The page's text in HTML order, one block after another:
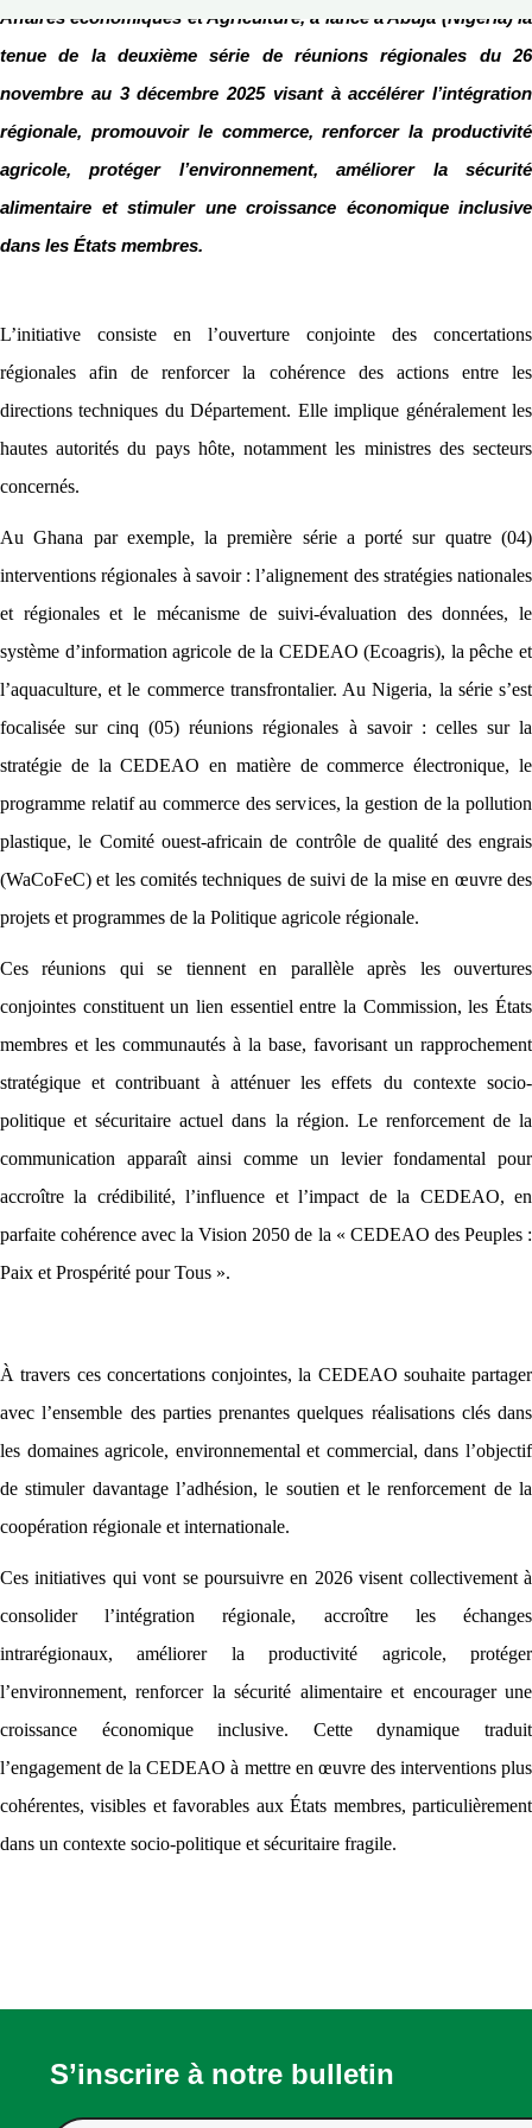
Affaires économiques et Agriculture, a lancé à Abuja (Nigeria) la
tenue de la deuxième série de réunions régionales du 26
novembre au 3 décembre 2025 visant à accélérer l’intégration
régionale, promouvoir le commerce, renforcer la productivité
agricole, protéger l’environnement, améliorer la sécurité
alimentaire et stimuler une croissance économique inclusive
dans les États membres.
L’initiative consiste en l’ouverture conjointe des concertations
régionales afin de renforcer la cohérence des actions entre les
directions techniques du Département. Elle implique généralement les
hautes autorités du pays hôte, notamment les ministres des secteurs
concernés.
Au Ghana par exemple, la première série a porté sur quatre (04)
interventions régionales à savoir : l’alignement des stratégies nationales
et régionales et le mécanisme de suivi-évaluation des données, le
système d’information agricole de la CEDEAO (Ecoagris), la pêche et
l’aquaculture, et le commerce transfrontalier. Au Nigeria, la série s’est
focalisée sur cinq (05) réunions régionales à savoir : celles sur la
stratégie de la CEDEAO en matière de commerce électronique, le
programme relatif au commerce des services, la gestion de la pollution
plastique, le Comité ouest-africain de contrôle de qualité des engrais
(WaCoFeC) et les comités techniques de suivi de la mise en œuvre des
projets et programmes de la Politique agricole régionale.
Ces réunions qui se tiennent en parallèle après les ouvertures
conjointes constituent un lien essentiel entre la Commission, les États
membres et les communautés à la base, favorisant un rapprochement
stratégique et contribuant à atténuer les effets du contexte socio-
politique et sécuritaire actuel dans la région. Le renforcement de la
communication apparaît ainsi comme un levier fondamental pour
accroître la crédibilité, l’influence et l’impact de la CEDEAO, en
parfaite cohérence avec la Vision 2050 de la « CEDEAO des Peuples :
Paix et Prospérité pour Tous ».
À travers ces concertations conjointes, la CEDEAO souhaite partager
avec l’ensemble des parties prenantes quelques réalisations clés dans
les domaines agricole, environnemental et commercial, dans l’objectif
de stimuler davantage l’adhésion, le soutien et le renforcement de la
coopération régionale et internationale.
Ces initiatives qui vont se poursuivre en 2026 visent collectivement à
consolider l’intégration régionale, accroître les échanges
intrarégionaux, améliorer la productivité agricole, protéger
l’environnement, renforcer la sécurité alimentaire et encourager une
croissance économique inclusive. Cette dynamique traduit
l’engagement de la CEDEAO à mettre en œuvre des interventions plus
cohérentes, visibles et favorables aux États membres, particulièrement
dans un contexte socio-politique et sécuritaire fragile.
S’inscrire à notre bulletin